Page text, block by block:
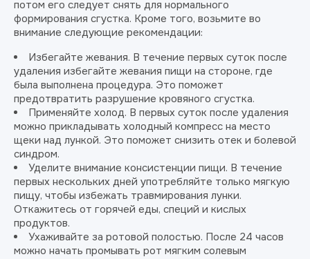
потом его следует снять для нормального
формирования сгустка. Кроме того, возьмите во
внимание следующие рекомендации:
Избегайте жевания. В течение первых суток после
удаления избегайте жевания пищи на стороне, где
была выполнена процедура. Это поможет
предотвратить разрушение кровяного сгустка.
Применяйте холод. В первых суток после удаления
можно прикладывать холодный компресс на место
щеки над лункой. Это поможет снизить отек и болевой
синдром.
Уделите внимание консистенции пищи. В течение
первых нескольких дней употребляйте только мягкую
пищу, чтобы избежать травмирования лунки.
Откажитесь от горячей еды, специй и кислых
продуктов.
Ухаживайте за ротовой полостью. После 24 часов
можно начать промывать рот мягким солевым